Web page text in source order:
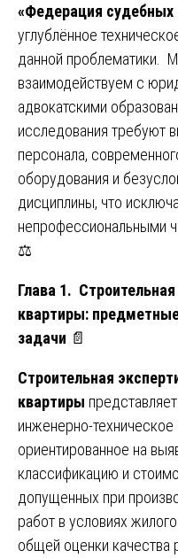
«Федерация судебных
углублённое
данной проблематики.
взаимодействуем с
адвокатскими
исследования требуют
персонала,
оборудования и
дисциплины, что
непрофессиональными
⚖️
Глава 1.
квартиры:
задачи 📄
Строительная
квартиры
инженерно-
ориентированное на
классификацию и
допущенных при
работ в условиях
общей оценки качества